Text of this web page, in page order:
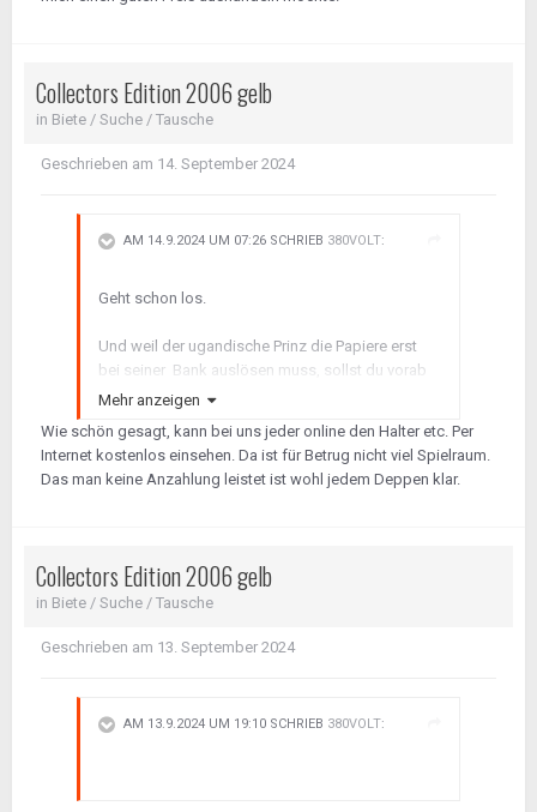
Collectors Edition 2006 gelb
in Biete / Suche / Tausche
Geschrieben am 14. September 2024
AM 14.9.2024 UM 07:26 SCHRIEB 380VOLT:
Geht schon los.
Und weil der ugandische Prinz die Papiere erst
bei seiner Bank auslösen muss, sollst du vorab
5000 Euro per Western Union überweisen ?
PS: Wenn du nen Deal machen willst, dann
schnackst du hier nicht lange rum, fährst hin und
Mehr anzeigen
Wie schön gesagt, kann bei uns jeder online den Halter etc. Per
Internet kostenlos einsehen. Da ist für Betrug nicht viel Spielraum.
Das man keine Anzahlung leistet ist wohl jedem Deppen klar.
Collectors Edition 2006 gelb
in Biete / Suche / Tausche
Geschrieben am 13. September 2024
AM 13.9.2024 UM 19:10 SCHRIEB 380VOLT: